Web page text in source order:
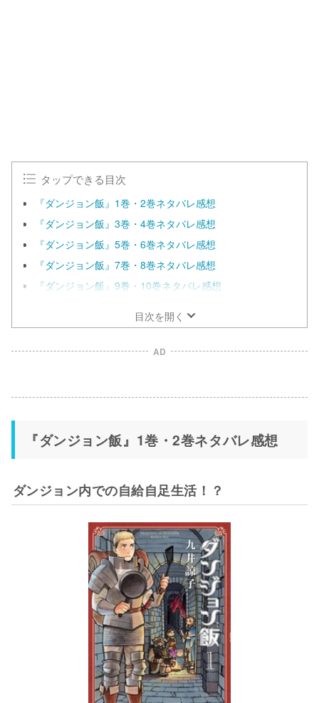
タップできる目次
『ダンジョン飯』1巻・2巻ネタバレ感想
『ダンジョン飯』3巻・4巻ネタバレ感想
『ダンジョン飯』5巻・6巻ネタバレ感想
『ダンジョン飯』7巻・8巻ネタバレ感想
『ダンジョン飯』9巻・10巻ネタバレ感想
目次を開く
AD
『ダンジョン飯』1巻・2巻ネタバレ感想
ダンジョン内での自給自足生活！？